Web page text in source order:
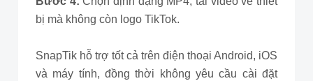
bị mà không còn logo TikTok.
SnapTik hỗ trợ tốt cả trên điện thoại Android, iOS
và máy tính, đồng thời không yêu cầu cài đặt